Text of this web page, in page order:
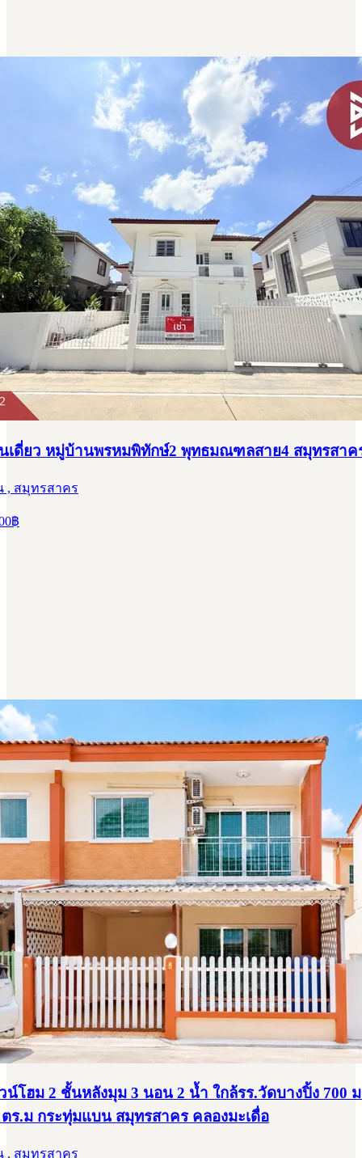
เดี่ยว หมู่บ้านพรหมพิทักษ์2 พุทธมณฑลสาย4 สมุทรสาค
, สมุทรสาคร
฿
น์โฮม 2 ชั้นหลังมุม 3 นอน 2 น้ำ ใกล้รร.วัดบางปิ้ง 700
ตร.ม กระทุ่มแบน สมุทรสาคร คลองมะเดื่อ
, สมุทรสาคร